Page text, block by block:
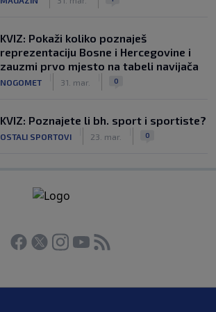
KVIZ: Pokaži koliko poznaješ
reprezentaciju Bosne i Hercegovine i
zauzmi prvo mjesto na tabeli navijača
NOGOMET 31. mar. 0
KVIZ: Poznajete li bh. sport i sportiste?
OSTALI SPORTOVI 23. mar. 0